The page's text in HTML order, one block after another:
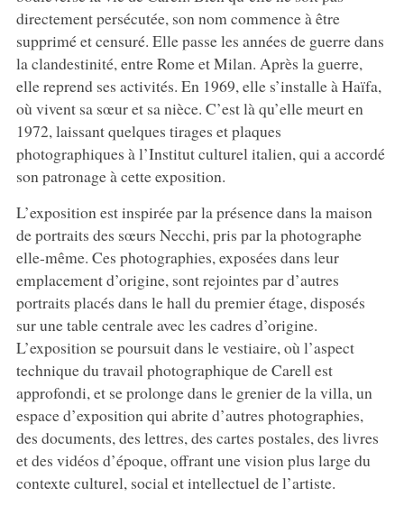
directement persécutée, son nom commence à être
supprimé et censuré. Elle passe les années de guerre dans
la clandestinité, entre Rome et Milan. Après la guerre,
elle reprend ses activités. En 1969, elle s’installe à Haïfa,
où vivent sa sœur et sa nièce. C’est là qu’elle meurt en
1972, laissant quelques tirages et plaques
photographiques à l’Institut culturel italien, qui a accordé
son patronage à cette exposition.
L’exposition est inspirée par la présence dans la maison
de portraits des sœurs Necchi, pris par la photographe
elle-même. Ces photographies, exposées dans leur
emplacement d’origine, sont rejointes par d’autres
portraits placés dans le hall du premier étage, disposés
sur une table centrale avec les cadres d’origine.
L’exposition se poursuit dans le vestiaire, où l’aspect
technique du travail photographique de Carell est
approfondi, et se prolonge dans le grenier de la villa, un
espace d’exposition qui abrite d’autres photographies,
des documents, des lettres, des cartes postales, des livres
et des vidéos d’époque, offrant une vision plus large du
contexte culturel, social et intellectuel de l’artiste.